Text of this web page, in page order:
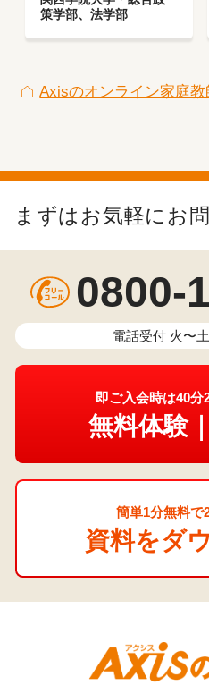
策学部、法学部
Axisのオンライン家庭
まずはお気軽にお
0800-
電話受付 火〜
即ご入会時は40分
無料体験
簡単1分無料で
資料をダ